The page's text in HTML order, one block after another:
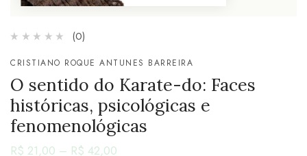
(0)
CRISTIANO ROQUE ANTUNES BARREIRA
O sentido do Karate-do: Faces
históricas, psicológicas e
fenomenológicas
R$ 21,00 – R$ 42,00